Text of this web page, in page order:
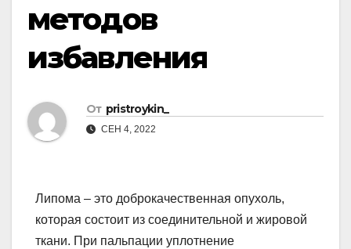
методов
избавления
От pristroykin_
СЕН 4, 2022
Липома – это доброкачественная опухоль,
которая состоит из соединительной и жировой
ткани. При пальпации уплотнение